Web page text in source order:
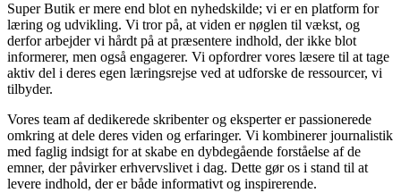
Super Butik er mere end blot en nyhedskilde; vi er en platform for
læring og udvikling. Vi tror på, at viden er nøglen til vækst, og
derfor arbejder vi hårdt på at præsentere indhold, der ikke blot
informerer, men også engagerer. Vi opfordrer vores læsere til at tage
aktiv del i deres egen læringsrejse ved at udforske de ressourcer, vi
tilbyder.
Vores team af dedikerede skribenter og eksperter er passionerede
omkring at dele deres viden og erfaringer. Vi kombinerer journalistik
med faglig indsigt for at skabe en dybdegående forståelse af de
emner, der påvirker erhvervslivet i dag. Dette gør os i stand til at
levere indhold, der er både informativt og inspirerende.